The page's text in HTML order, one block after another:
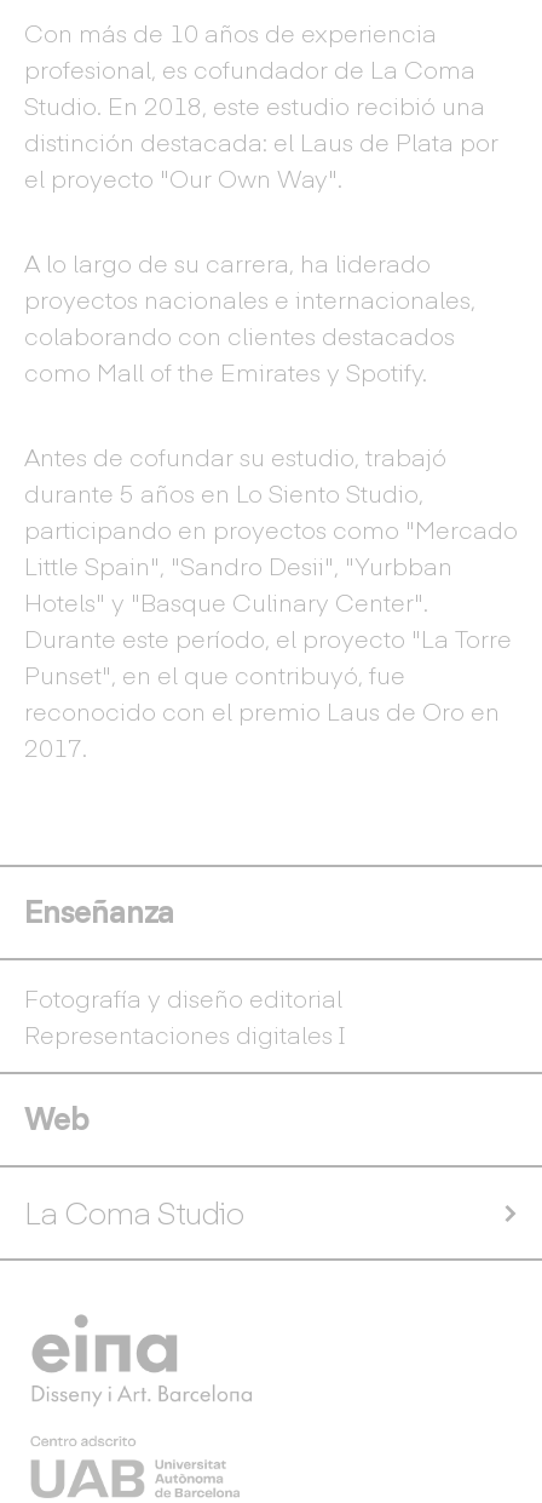
Con más de 10 años de experiencia
profesional, es cofundador de La Coma
Studio. En 2018, este estudio recibió una
distinción destacada: el Laus de Plata por
el proyecto "Our Own Way".
A lo largo de su carrera, ha liderado
proyectos nacionales e internacionales,
colaborando con clientes destacados
como Mall of the Emirates y Spotify.
Antes de cofundar su estudio, trabajó
durante 5 años en Lo Siento Studio,
participando en proyectos como "Mercado
Little Spain", "Sandro Desii", "Yurbban
Hotels" y "Basque Culinary Center".
Durante este período, el proyecto "La Torre
Punset", en el que contribuyó, fue
reconocido con el premio Laus de Oro en
2017.
Enseñanza
Fotografía y diseño editorial
Representaciones digitales I
Web
La Coma Studio